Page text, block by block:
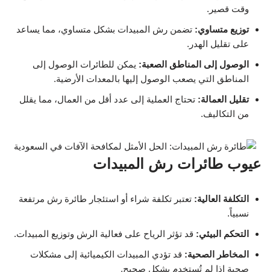
وقت قصير.
توزيع متساوي: تضمن رش المبيدات بشكل متساوي، مما يساعد
على تقليل الهدر.
الوصول إلى المناطق الصعبة: يمكن للطائرات الوصول إلى
المناطق التي يصعب الوصول إليها بالمعدات الأرضية.
تقليل العمالة: تحتاج العملية إلى عدد أقل من العمال، مما يقلل
من التكاليف.
عيوب طائرات رش المبيدات
التكلفة العالية: تعتبر تكلفة شراء أو استئجار طائرة رش مرتفعة
نسبياً.
التحكم البيئي: قد تؤثر الرياح على فعالية الرش وتوزيع المبيدات.
المخاطر الصحية: قد تؤدي المبيدات الكيميائية إلى مشكلات
صحية إذا لم تُستخدم بشكل صحيح.